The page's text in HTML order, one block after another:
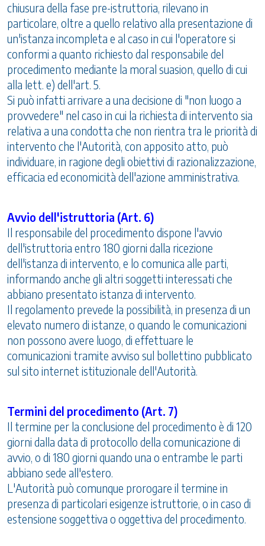
chiusura della fase pre-istruttoria, rilevano in
particolare, oltre a quello relativo alla presentazione di
un'istanza incompleta e al caso in cui l'operatore si
conformi a quanto richiesto dal responsabile del
procedimento mediante la moral suasion, quello di cui
alla lett. e) dell'art. 5.
Si può infatti arrivare a una decisione di "non luogo a
provvedere" nel caso in cui la richiesta di intervento sia
relativa a una condotta che non rientra tra le priorità di
intervento che l'Autorità, con apposito atto, può
individuare, in ragione degli obiettivi di razionalizzazione,
efficacia ed economicità dell'azione amministrativa.
Avvio dell'istruttoria (Art. 6)
Il responsabile del procedimento dispone l'avvio
dell'istruttoria entro 180 giorni dalla ricezione
dell'istanza di intervento, e lo comunica alle parti,
informando anche gli altri soggetti interessati che
abbiano presentato istanza di intervento.
Il regolamento prevede la possibilità, in presenza di un
elevato numero di istanze, o quando le comunicazioni
non possono avere luogo, di effettuare le
comunicazioni tramite avviso sul bollettino pubblicato
sul sito internet istituzionale dell'Autorità.
Termini del procedimento (Art. 7)
Il termine per la conclusione del procedimento è di 120
giorni dalla data di protocollo della comunicazione di
avvio, o di 180 giorni quando una o entrambe le parti
abbiano sede all'estero.
L'Autorità può comunque prorogare il termine in
presenza di particolari esigenze istruttorie, o in caso di
estensione soggettiva o oggettiva del procedimento.